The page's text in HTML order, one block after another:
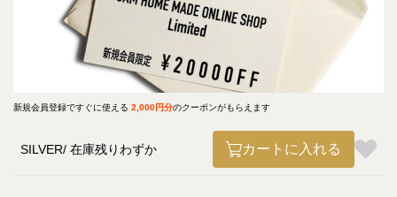
新規会員登録ですぐに使える 2,000円分のクーポンがもらえます
SILVER 在庫残りわずか カートに入れる